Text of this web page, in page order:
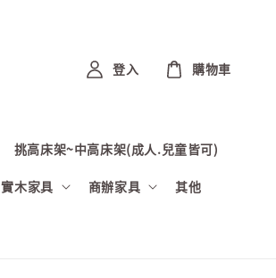
挑高床架~中高床架(成人.兒童皆可)
實木家具 商辦家具 其他
登入 購物車